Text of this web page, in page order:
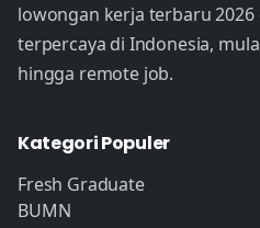
lowongan kerja terbaru
terpercaya di Indonesia,
hingga remote job.
Kategori Populer
Fresh Graduate
BUMN